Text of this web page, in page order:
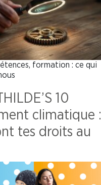
formation : ce qui
10
climatique :
tes droits au